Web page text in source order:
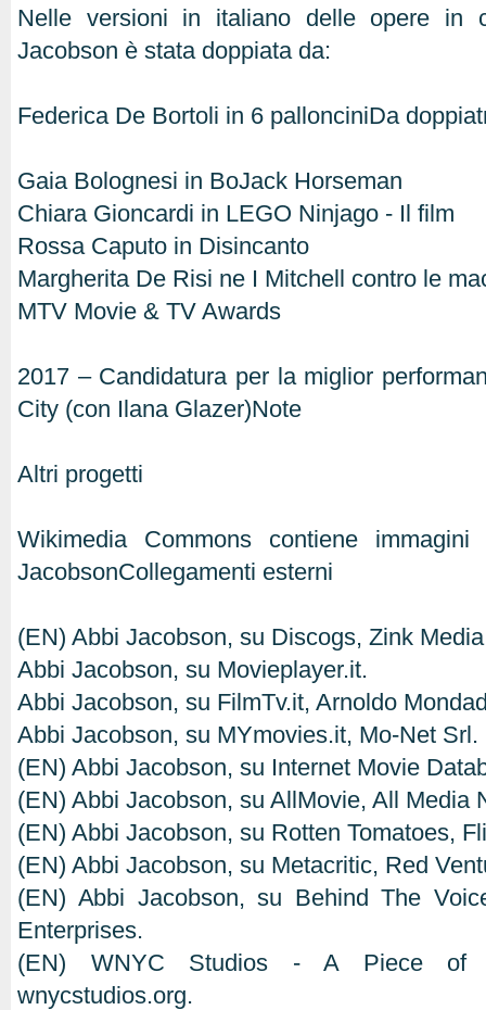
Nelle versioni in italiano delle opere in
Jacobson è stata doppiata da:
Federica De Bortoli in 6 pallonciniDa
Gaia Bolognesi in BoJack Horseman
Chiara Gioncardi in LEGO Ninjago - Il film
Rossa Caputo in Disincanto
Margherita De Risi ne I Mitchell contro le
MTV Movie & TV Awards
2017 – Candidatura per la miglior
City (con Ilana Glazer)Note
Altri progetti
Wikimedia Commons contiene
JacobsonCollegamenti esterni
(EN) Abbi Jacobson, su Discogs, Zink
Abbi Jacobson, su Movieplayer.it.
Abbi Jacobson, su FilmTv.it, Arnoldo
Abbi Jacobson, su MYmovies.it, Mo-Net Srl.
(EN) Abbi Jacobson, su Internet Movie
(EN) Abbi Jacobson, su AllMovie, All Media
(EN) Abbi Jacobson, su Rotten Tomatoes,
(EN) Abbi Jacobson, su Metacritic, Red
(EN) Abbi Jacobson, su Behind The
Enterprises.
(EN) WNYC Studios - A Piece of
wnycstudios.org.